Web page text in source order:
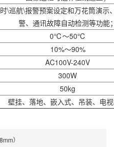
\巡航\报警预案设定和万花筒演示
警、通讯故障自动检测等功能
0℃～50℃
10%～90%
AC100V-240V
300W
50kg
壁挂、落地、嵌入式、吊装、电
）